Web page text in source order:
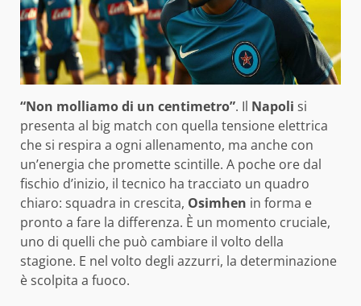
“Non molliamo di un centimetro”. Il Napoli si
presenta al big match con quella tensione elettrica
che si respira a ogni allenamento, ma anche con
un’energia che promette scintille. A poche ore dal
fischio d’inizio, il tecnico ha tracciato un quadro
chiaro: squadra in crescita, Osimhen in forma e
pronto a fare la differenza. È un momento cruciale,
uno di quelli che può cambiare il volto della
stagione. E nel volto degli azzurri, la determinazione
è scolpita a fuoco.